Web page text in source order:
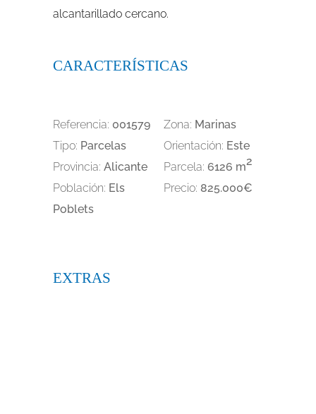
alcantarillado cercano.
CARACTERÍSTICAS
Referencia: 001579
Tipo: Parcelas
Provincia: Alicante
Población: Els
Poblets
Zona: Marinas
Orientación: Este
Parcela: 6126 m2
Precio: 825.000€
EXTRAS